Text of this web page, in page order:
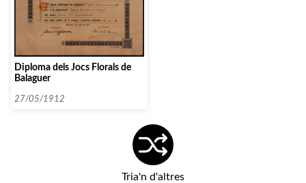
Diploma dels Jocs Florals de
Balaguer
27/05/1912
Tria'n d'altres